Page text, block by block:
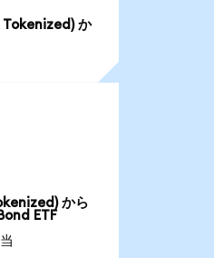
Tokenized) か
から
ETF